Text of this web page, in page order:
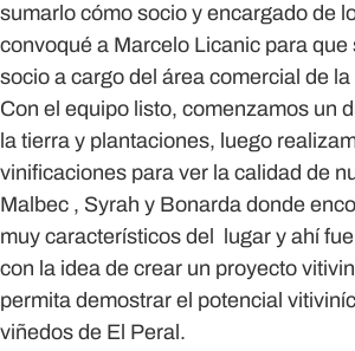
sumarlo cómo socio y encargado de
convoqué a Marcelo Licanic para que
socio a cargo del área comercial de
Con el equipo listo, comenzamos un
la tierra y plantaciones, luego
vinificaciones para ver la calidad de
Malbec , Syrah y Bonarda donde
muy característicos del lugar y ahí
con la idea de crear un proyecto
permita demostrar el potencial
viñedos de El Peral.